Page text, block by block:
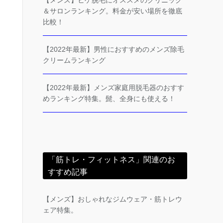
＆サロンランキング。料金が安い場所を徹底
比較！
【2022年最新】男性におすすめのメンズ除毛
クリームランキング
【2022年最新】メンズ家庭用脱毛器のおすす
めランキング特集。髭、全身にも使える！
「筋トレ・フィットネス」関連のお
すすめ記事
【メンズ】おしゃれなジムウェア・筋トレウ
ェア特集。